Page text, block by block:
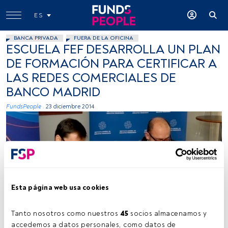
Esta página web usa cookies
Tanto nosotros como nuestros 45 socios almacenamos y
accedemos a datos personales, como datos de
ES
BANCA PRIVADA FUERA DE LA OFICINA
ESCUELA FEF DESARROLLA UN PLAN
DE FORMACIÓN PARA CERTIFICAR A
LAS REDES COMERCIALES DE
BANCO MADRID
FundsPeople . 23 diciembre 2014